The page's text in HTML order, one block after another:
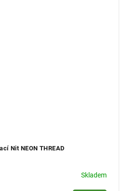
Nit NEON THREAD
Skladem